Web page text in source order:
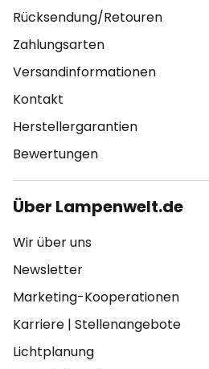
Rücksendung/Retouren
Zahlungsarten
Versandinformationen
Kontakt
Herstellergarantien
Bewertungen
Über Lampenwelt.de
Wir über uns
Newsletter
Marketing-Kooperationen
Karriere | Stellenangebote
Lichtplanung